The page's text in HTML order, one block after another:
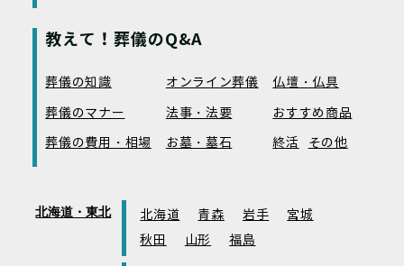
教えて！葬儀のQ&A
葬儀の知識 オンライン葬儀
仏壇・仏具
葬儀のマナー
法事・法要
おすすめ商品
葬儀の費用・相場
お墓・墓石 終活 その他
北海道・東北 北海道 青森 岩手
宮城
秋田
山形 福島